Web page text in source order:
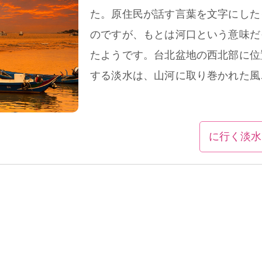
た。原住民が話す言葉を文字にした
のですが、もとは河口という意味だ
たようです。台北盆地の西北部に位
する淡水は、山河に取り巻かれた風
に行く淡水